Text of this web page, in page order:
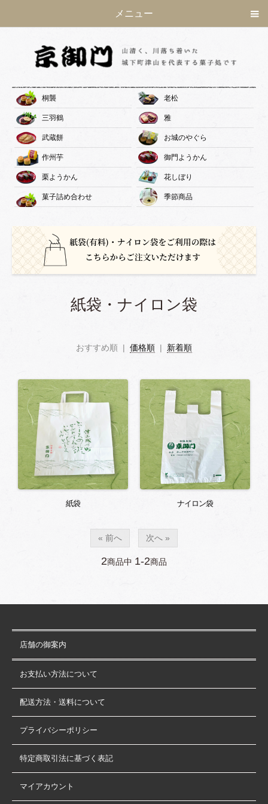
メニュー
桐襲 老松
三羽鶴 雅
武蔵餅 お城のやぐら
作州芋 御門ようかん
栗ようかん 花しぼり
菓子詰め合わせ 季節商品
紙袋・ナイロン袋
おすすめ順 | 価格順 | 新着順
紙袋 ナイロン袋
« 前へ 次へ »
2商品中 1-2商品
店舗の御案内
お支払い方法について
配送方法・送料について
プライバシーポリシー
特定商取引法に基づく表記
マイアカウント